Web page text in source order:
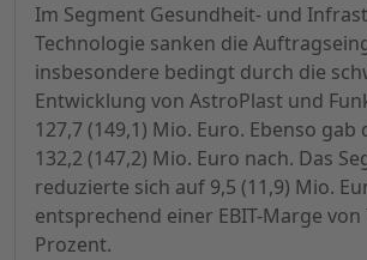
Im Segment Gesundheit- und
Technologie sanken die
insbesondere bedingt durch die
Entwicklung von AstroPlast und
127,7 (149,1) Mio. Euro. Ebenso
132,2 (147,2) Mio. Euro nach. Das
reduzierte sich auf 9,5 (11,9) Mio.
entsprechend einer EBIT-Marge von
Prozent.